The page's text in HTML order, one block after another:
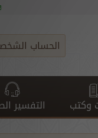
الحساب
وكتب التفسير